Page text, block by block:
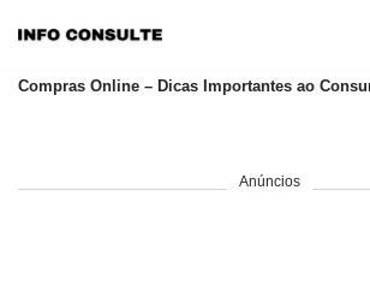
para
Compras Online – Dicas Importantes ao
Anúncios